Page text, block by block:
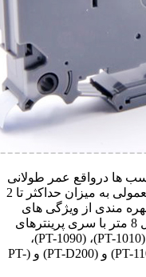
ها درواقع عمر طولانی
مدت آنها نسبت به برچسب های معمولی به میزان حداکثر تا 2
مندی از ویژگی های
ابعادی به عرض 9 میلی متر و طول 8 متر با سری پرینترهای
PT-1010)، (PT-1090)،
PT-) و (PT-D200) و (PT-